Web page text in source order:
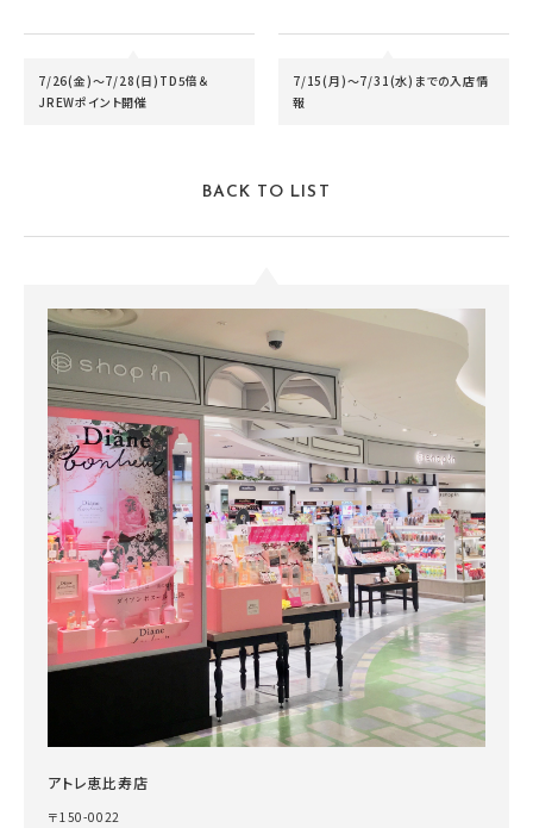
7/26(金)〜7/28(日)TD5倍＆
JREWポイント開催
7/15(月)〜7/31(水)までの入店情
報
BACK TO LIST
アトレ恵比寿店
〒150-0022